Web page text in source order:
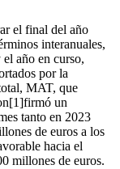
el final del año
interanuales,
año en curso,
por la
MAT, que
un
tanto en 2023
de euros a los
hacia el
millones de euros.